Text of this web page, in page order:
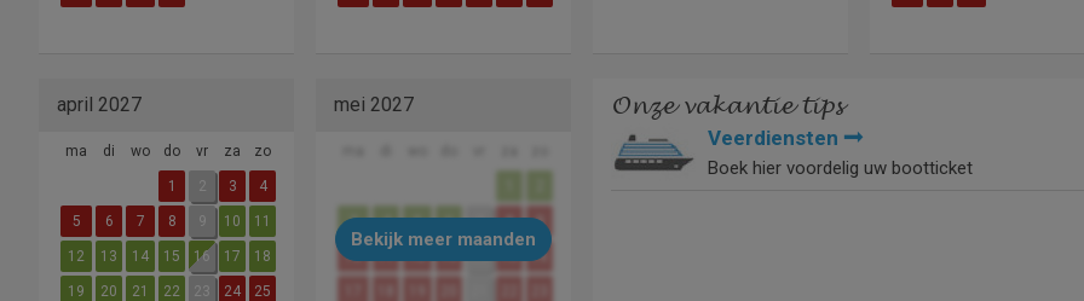
april 2027
ma di wo do vr za zo
1 2 3 4
5 6 7 8 9 10 11
12 13 14 15 16 17 18
19 20 21 22 23 24 25
mei 2027
3 4 5 6 7 8 9
10 16
Bekijk meer maanden
Onze vakantie tips
Veerdiensten
Boek hier voordelig uw bootticket